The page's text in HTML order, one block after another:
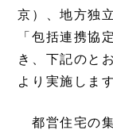
京）、地方独
「包括連携協
き、下記のと
より実施しま
都営住宅の